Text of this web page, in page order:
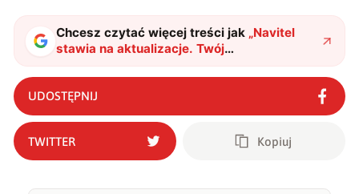
Chcesz czytać więcej treści jak „Navitel
stawia na aktualizacje. Twój
wideorejestrator stanie się jeszcze
lepszy"?
UDOSTĘPNIJ
TWITTER Kopiuj